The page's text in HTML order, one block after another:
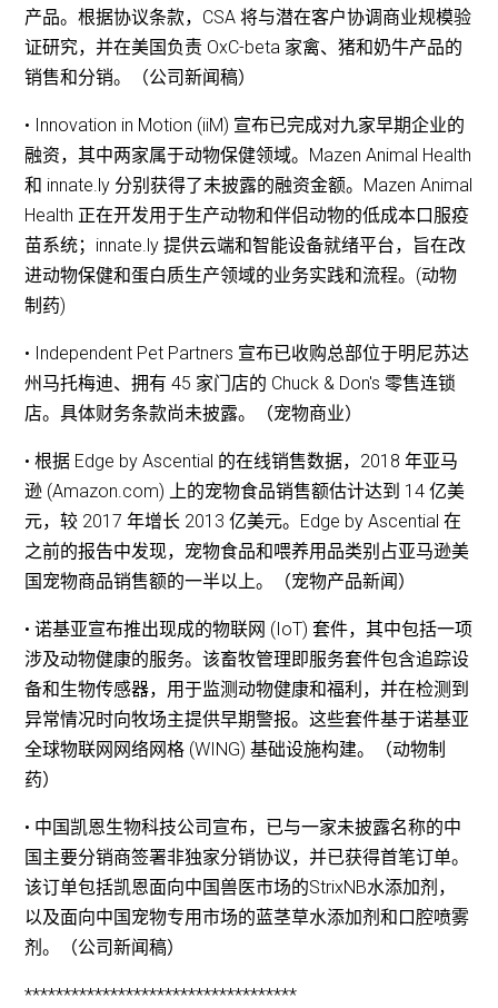
产品。根据协议条款，CSA 将与潜在客户协调商业规模验
证研究，并在美国负责 OxC-beta 家禽、猪和奶牛产品的
销售和分销。（公司新闻稿）
• Innovation in Motion (iiM) 宣布已完成对九家早期企业的
融资，其中两家属于动物保健领域。Mazen Animal Health
和 innate.ly 分别获得了未披露的融资金额。Mazen Animal
Health 正在开发用于生产动物和伴侣动物的低成本口服疫
苗系统；innate.ly 提供云端和智能设备就绪平台，旨在改
进动物保健和蛋白质生产领域的业务实践和流程。(动物
制药)
• Independent Pet Partners 宣布已收购总部位于明尼苏达
州马托梅迪、拥有 45 家门店的 Chuck & Don's 零售连锁
店。具体财务条款尚未披露。（宠物商业）
• 根据 Edge by Ascential 的在线销售数据，2018 年亚马
逊 (Amazon.com) 上的宠物食品销售额估计达到 14 亿美
元，较 2017 年增长 2013 亿美元。Edge by Ascential 在
之前的报告中发现，宠物食品和喂养用品类别占亚马逊美
国宠物商品销售额的一半以上。（宠物产品新闻）
• 诺基亚宣布推出现成的物联网 (IoT) 套件，其中包括一项
涉及动物健康的服务。该畜牧管理即服务套件包含追踪设
备和生物传感器，用于监测动物健康和福利，并在检测到
异常情况时向牧场主提供早期警报。这些套件基于诺基亚
全球物联网网络网格 (WING) 基础设施构建。（动物制
药）
• 中国凯恩生物科技公司宣布，已与一家未披露名称的中
国主要分销商签署非独家分销协议，并已获得首笔订单。
该订单包括凯恩面向中国兽医市场的StrixNB水添加剂，
以及面向中国宠物专用市场的蓝茎草水添加剂和口腔喷雾
剂。（公司新闻稿）
***********************************